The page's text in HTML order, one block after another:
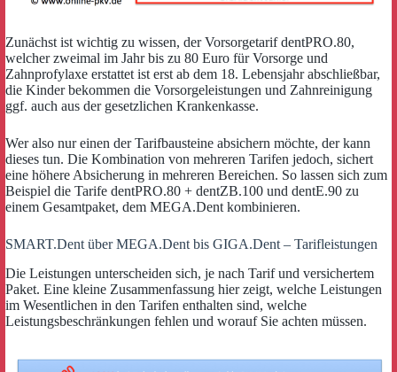
Zunächst ist wichtig zu wissen, der Vorsorgetarif dentPRO.80,
welcher zweimal im Jahr bis zu 80 Euro für Vorsorge und
Zahnprofylaxe erstattet ist erst ab dem 18. Lebensjahr abschließbar,
die Kinder bekommen die Vorsorgeleistungen und Zahnreinigung
ggf. auch aus der gesetzlichen Krankenkasse.
Wer also nur einen der Tarifbausteine absichern möchte, der kann
dieses tun. Die Kombination von mehreren Tarifen jedoch, sichert
eine höhere Absicherung in mehreren Bereichen. So lassen sich zum
Beispiel die Tarife dentPRO.80 + dentZB.100 und dentE.90 zu
einem Gesamtpaket, dem MEGA.Dent kombinieren.
SMART.Dent über MEGA.Dent bis GIGA.Dent – Tarifleistungen
Die Leistungen unterscheiden sich, je nach Tarif und versichertem
Paket. Eine kleine Zusammenfassung hier zeigt, welche Leistungen
im Wesentlichen in den Tarifen enthalten sind, welche
Leistungsbeschränkungen fehlen und worauf Sie achten müssen.